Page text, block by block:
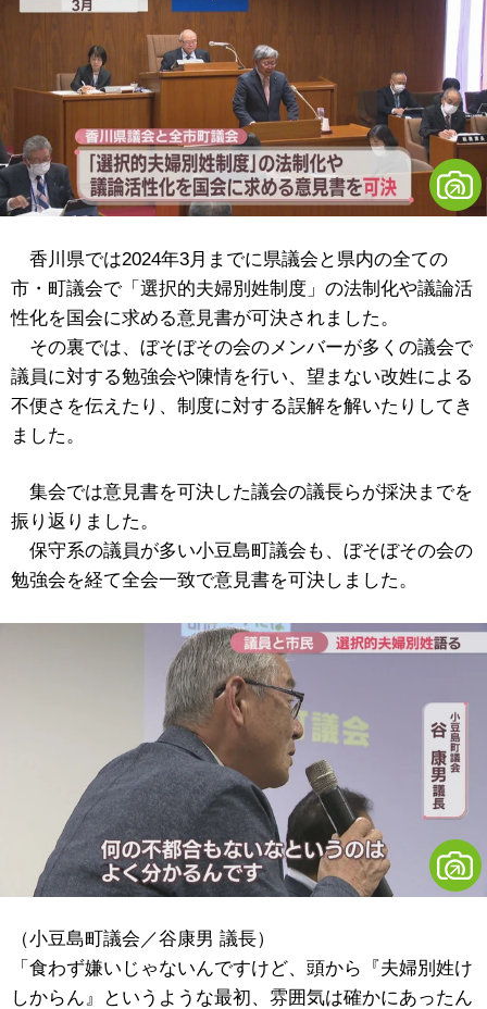
香川県では2024年3月までに県議会と県内の全ての
市・町議会で「選択的夫婦別姓制度」の法制化や議論活
性化を国会に求める意見書が可決されました。
その裏では、ぼそぼその会のメンバーが多くの議会で
議員に対する勉強会や陳情を行い、望まない改姓による
不便さを伝えたり、制度に対する誤解を解いたりしてき
ました。
集会では意見書を可決した議会の議長らが採決までを
振り返りました。
保守系の議員が多い小豆島町議会も、ぼそぼその会の
勉強会を経て全会一致で意見書を可決しました。
（小豆島町議会／谷康男 議長）
「食わず嫌いじゃないんですけど、頭から『夫婦別姓け
しからん』というような最初、雰囲気は確かにあったん